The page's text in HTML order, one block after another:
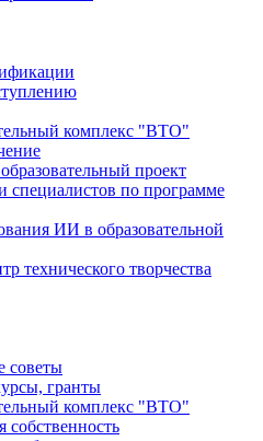
комплекс "ВТО"
проект
специалистов по программе
ИИ в образовательной
технического творчества
советы
гранты
комплекс "ВТО"
собственность